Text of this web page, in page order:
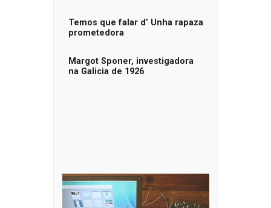
Temos que falar d’ Unha rapaza
prometedora
Margot Sponer, investigadora
na Galicia de 1926